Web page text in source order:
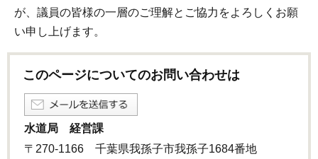
が、議員の皆様の一層のご理解とご協力をよろしくお願
い申し上げます。
このページについてのお問い合わせは
水道局 経営課
〒270-1166 千葉県我孫子市我孫子1684番地